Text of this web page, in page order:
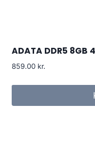
ADATA DDR5 8GB
859.00 kr.